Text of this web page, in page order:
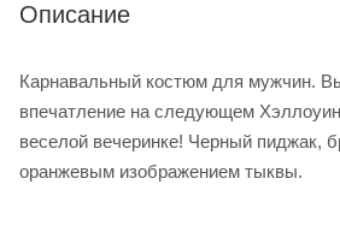
Описание
Карнавальный костюм для мужчин.
впечатление на следующем
веселой вечеринке! Черный пиджак,
оранжевым изображением тыквы.